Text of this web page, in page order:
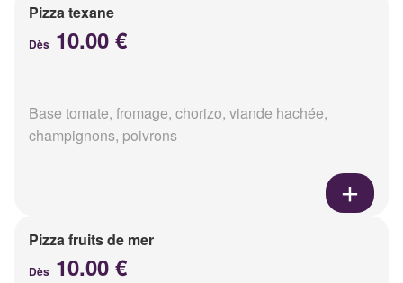
Pizza texane
Dès 10.00 €
Base tomate, fromage, chorizo, viande hachée,
champignons, poivrons
Pizza fruits de mer
Dès 10.00 €